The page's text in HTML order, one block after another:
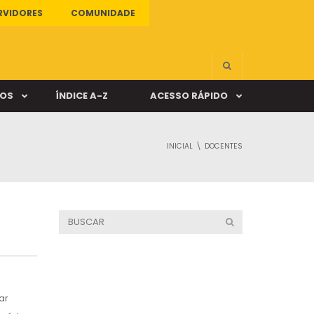
COMUNIDADE
ÍNDICE A-Z ACESSO RÁPIDO
INICIAL DOCENTES